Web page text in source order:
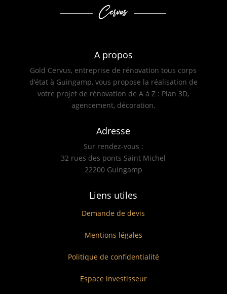
A propos
Gold Cervus, entreprise de rénovation tous corps
d’état à Guingamp, vous propose la réalisation de
votre projet de rénovation de A à Z : Plan 3D,
agencement, décoration.
Adresse
Sur rendez-vous :
32 rues des ponts Saint Michel
22200 Guingamp
Liens utiles
Demande de devis
Mentions légales
Politique de confidentialité
Espace investisseur